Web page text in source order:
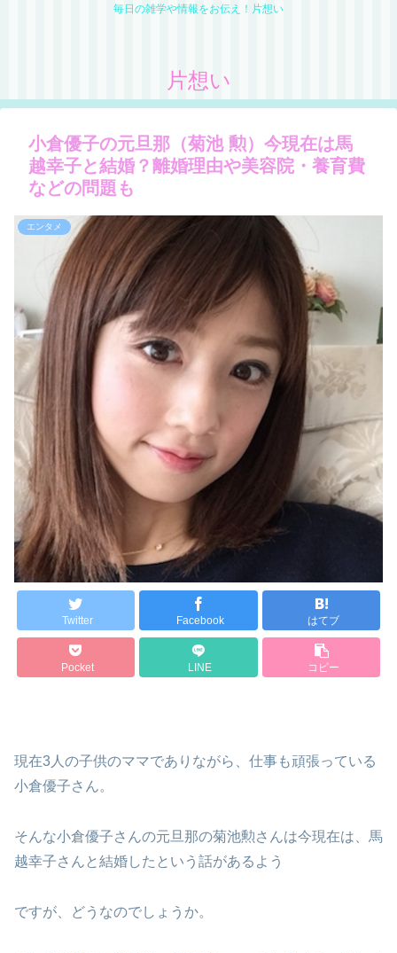
毎日の雑学や情報をお伝え！片想い
片想い
小倉優子の元旦那（菊池 勲）今現在は馬
越幸子と結婚？離婚理由や美容院・養育費
などの問題も
エンタメ
Twitter Facebook はてブ
Pocket LINE コピー
現在3人の子供のママでありながら、仕事も頑張っている
小倉優子さん。
そんな小倉優子さんの元旦那の菊池勲さんは今現在は、馬
越幸子さんと結婚したという話があるよう
ですが、どうなのでしょうか。